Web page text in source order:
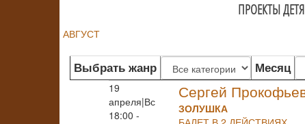
ПРОЕКТЫ
АВГУСТ
Выбрать жанр Месяц
19
апреля|Вс
18:00 -
Сергей
ЗОЛУШКА